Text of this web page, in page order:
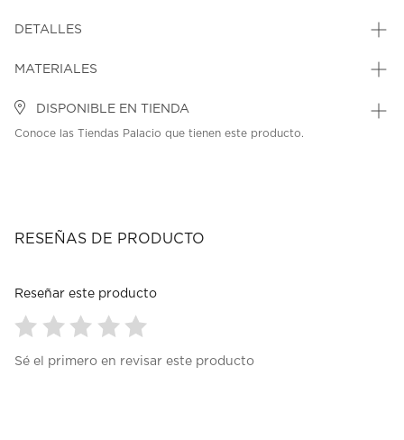
DETALLES
MATERIALES
DISPONIBLE EN TIENDA
Conoce las Tiendas Palacio que tienen este producto.
RESEÑAS DE PRODUCTO
Reseñar este producto
paraparaparaparapara
Sé el primero en revisar este producto